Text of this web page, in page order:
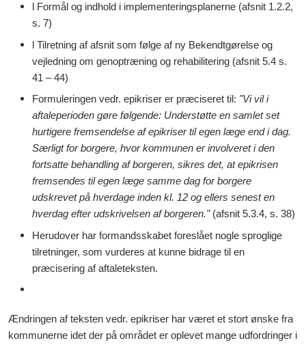
l Formål og indhold i implementeringsplanerne (afsnit 1.2.2,
s. 7)
l Tilretning af afsnit som følge af ny Bekendtgørelse og
vejledning om genoptræning og rehabilitering (afsnit 5.4 s.
41 – 44)
Formuleringen vedr. epikriser er præciseret til: "Vi vil i
aftaleperioden gøre følgende: Understøtte en samlet set
hurtigere fremsendelse af epikriser til egen læge end i dag.
Særligt for borgere, hvor kommunen er involveret i den
fortsatte behandling af borgeren, sikres det, at epikrisen
fremsendes til egen læge samme dag for borgere
udskrevet på hverdage inden kl. 12 og ellers senest en
hverdag efter udskrivelsen af borgeren." (afsnit 5.3.4, s. 38)
Herudover har formandsskabet foreslået nogle sproglige
tilretninger, som vurderes at kunne bidrage til en
præcisering af aftaleteksten.
Ændringen af teksten vedr. epikriser har været et stort ønske fra
kommunerne idet der på området er oplevet mange udfordringer i